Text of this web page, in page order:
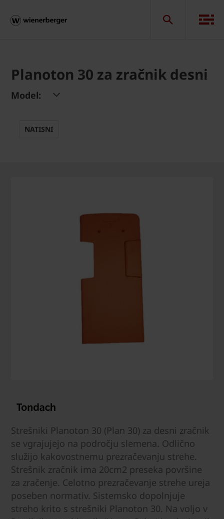
Planoton 30 za zračnik desni
Model:
NATISNI
Strešniki Planoton 30 (Plan 30) za desni zračnik
se vgrajujejo na področju slemena. Odlično
služijo kakovostnemu prezračevanju strehe.
Strešnik zračnik ima 20cm2 preseka površine
za zračenje. Celotno prezračevanje strehe ureja
poseben normativ. Sistemsko dopolnjuje
streho krito s strešniki Planoton 30. Na voljo v